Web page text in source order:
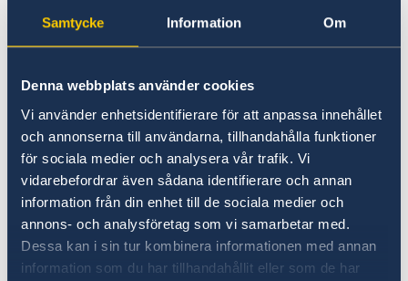
Samtycke Information Om
Denna webbplats använder cookies
Vi använder enhetsidentifierare för att anpassa innehållet
och annonserna till användarna, tillhandahålla funktioner
för sociala medier och analysera vår trafik. Vi
vidarebefordrar även sådana identifierare och annan
information från din enhet till de sociala medier och
annons- och analysföretag som vi samarbetar med.
Dessa kan i sin tur kombinera informationen med annan
information som du har tillhandahållit eller som de har
Malaria förekommer i delar av Indonesien,
särskilt öster om Bali och främst på
utanför Java, Sumatra och Bali bör rådgöra med
malariaprofylax. Malariamedicin är inte alltid
tillgänglig i landet, och i vissa fall krävs
medicinsk evakuering till närliggande länder.
Denguefeber, som sprids via myggor,
förekommer i hela landet, särskilt i tätorter.
Rabies